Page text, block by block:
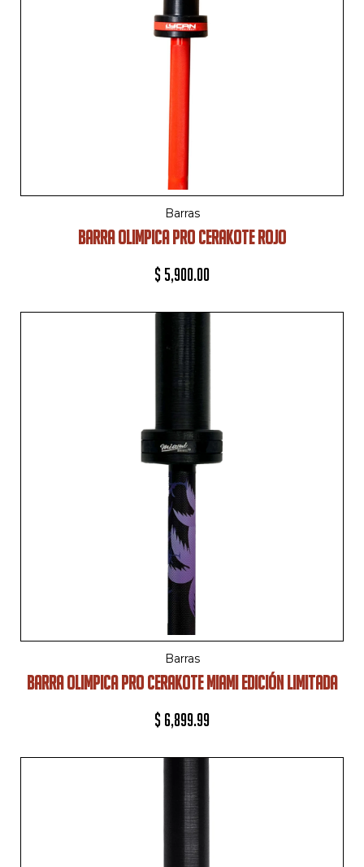
Barras
BARRA OLIMPICA PRO CERAKOTE ROJO
$ 5,900.00
Barras
BARRA OLIMPICA PRO CERAKOTE MIAMI EDICIÓN LIMITADA
$ 6,899.99